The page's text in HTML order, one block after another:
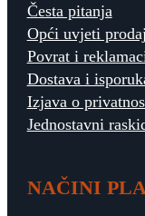
Česta pitanja
Opći uvjeti
Povrat i
Dostava i
Izjava o
Jednostavni
NAČINI